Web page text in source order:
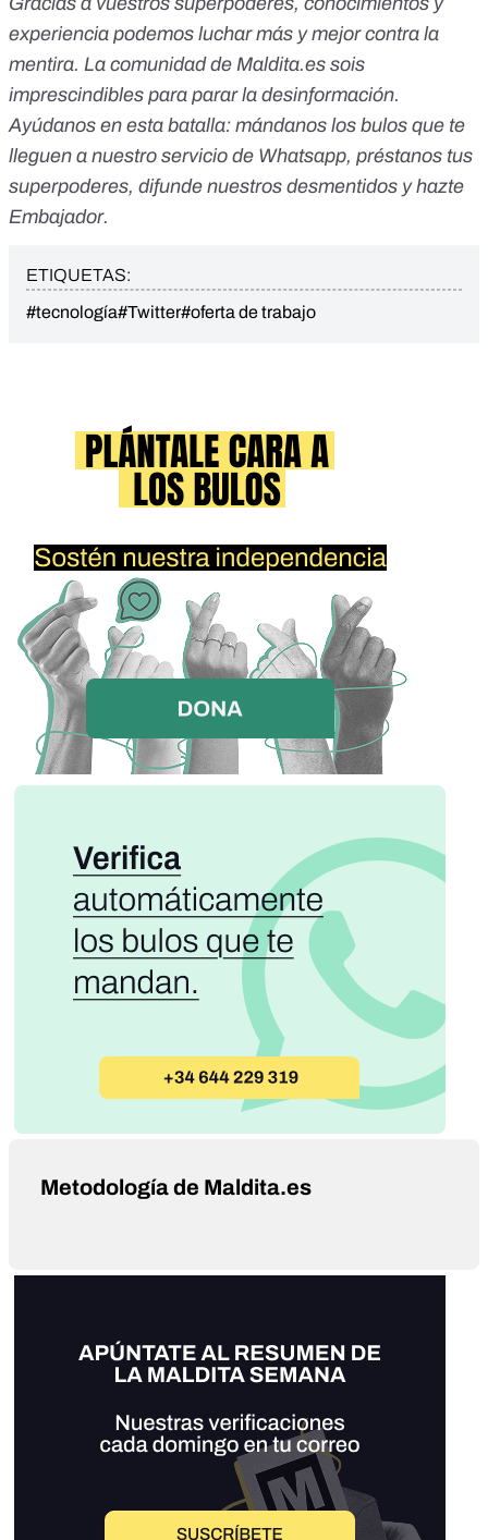
experiencia podemos luchar más y mejor contra la
mentira. La comunidad de Maldita.es sois
imprescindibles para parar la desinformación.
Ayúdanos en esta batalla: mándanos los bulos que te
lleguen a nuestro servicio de Whatsapp, préstanos tus
superpoderes, difunde nuestros desmentidos yhazte
Embajador.
ETIQUETAS:
#tecnología#Twitter#oferta de trabajo
Metodología de Maldita.es